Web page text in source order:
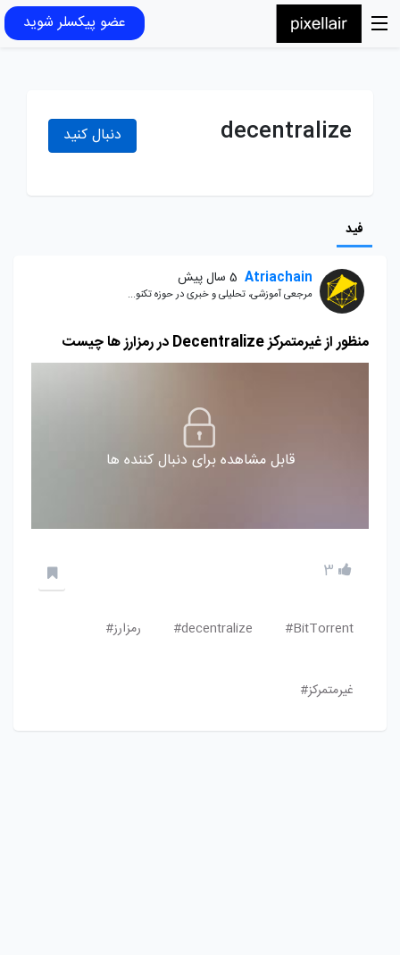
عضو پیکسلر شوید
decentralize دنبال کنید
فید
Atriachain 5 سال پیش
مرجعی آموزشی، تحلیلی و خبری در حوزه تکنو...
منظور از غیرمتمرکز Decentralize در رمزارز ها چیست
قابل مشاهده برای دنبال کننده ها
3
BitTorrent#
decentralize# رمزارز#
غیرمتمرکز#